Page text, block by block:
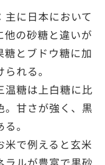
主に日本において
他の砂糖と違いが
糖とブドウ糖に加
れる。
温糖は上白糖に比
。甘さが強く、黒
。
米で例えると玄米